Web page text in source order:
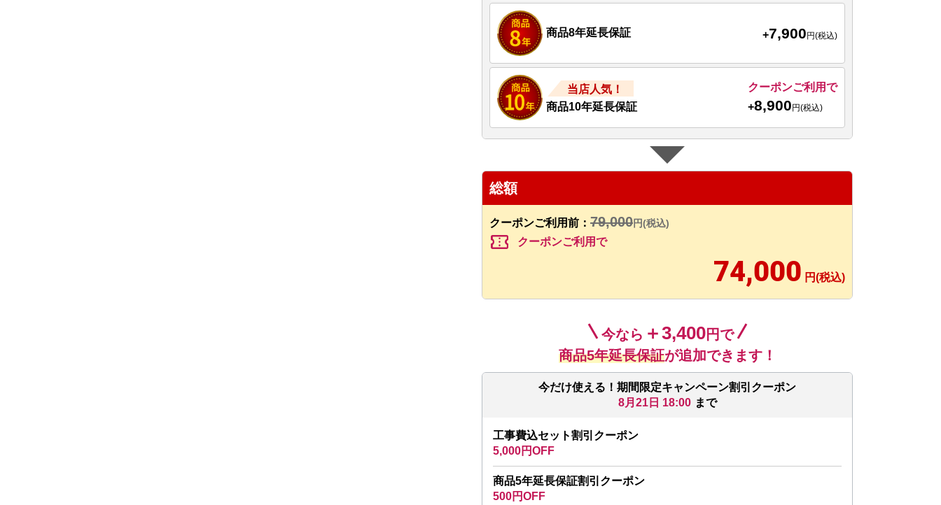
商品8年延長保証 +7,900円(税込)
当店人気！
商品10年延長保証
クーポンご利用で
+8,900円(税込)
総額
クーポンご利用前： 79,000円(税込)
confirmation_number クーポンご利用で
74,000 円(税込)
今なら ＋3,400円で
商品5年延長保証が追加できます！
今だけ使える！期間限定キャンペーン割引クーポン
8月21日 18:00 まで
工事費込セット割引クーポン
5,000円OFF
商品5年延長保証割引クーポン
500円OFF